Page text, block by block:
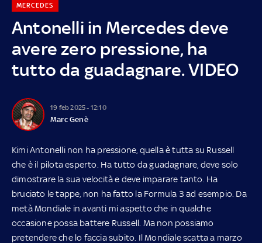
Antonelli in Mercedes deve
avere zero pressione, ha
tutto da guadagnare. VIDEO
MERCEDES
19 feb 2025 - 12:10
Marc Genè
Kimi Antonelli non ha pressione, quella è tutta su Russell
che è il pilota esperto. Ha tutto da guadagnare, deve solo
dimostrare la sua velocità e deve imparare tanto. Ha
bruciato le tappe, non ha fatto la Formula 3 ad esempio. Da
metà Mondiale in avanti mi aspetto che in qualche
occasione possa battere Russell. Ma non possiamo
pretendere che lo faccia subito. Il Mondiale scatta a marzo